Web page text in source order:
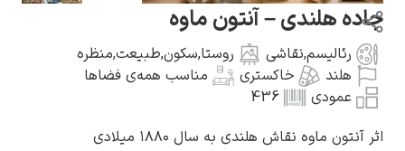
کامی پیسارو
هلندی – آنتون ماوه
رئالیسم,نقاشی روستا, سکون,طبیعت,منظره
هلند
خاکستری
مناسب همه‌ی فضاها
عمودی
436
ماوه نقاش هلندی به سال ۱۸۸۰ میلادی